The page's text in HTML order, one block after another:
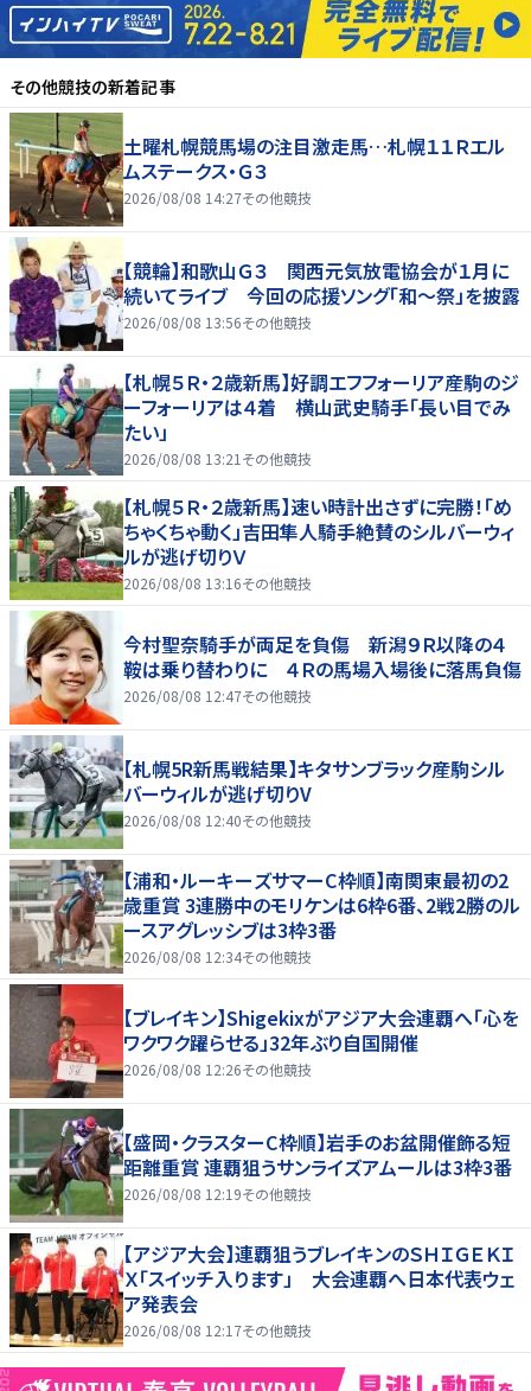
その他競技の新着記事
土曜札幌競馬場の注目激走馬…札幌１１Ｒエル
ムステークス・Ｇ３
2026/08/08 14:27その他競技
【競輪】和歌山Ｇ３ 関西元気放電協会が１月に
続いてライブ 今回の応援ソング「和～祭」を披露
2026/08/08 13:56その他競技
【札幌５Ｒ・２歳新馬】好調エフフォーリア産駒のジ
ーフォーリアは４着 横山武史騎手「長い目でみ
たい」
2026/08/08 13:21 その他競技
【札幌５Ｒ・２歳新馬】速い時計出さずに完勝！「め
ちゃくちゃ動く」吉田隼人騎手絶賛のシルバーウィ
ルが逃げ切りＶ
2026/08/08 13:16その他競技
今村聖奈騎手が両足を負傷 新潟９Ｒ以降の４
鞍は乗り替わりに ４Ｒの馬場入場後に落馬負傷
2026/08/08 12:47その他競技
【札幌5R新馬戦結果】キタサンブラック産駒シル
バーウィルが逃げ切りV
2026/08/08 12:40その他競技
【浦和・ルーキーズサマーC枠順】南関東最初の2
歳重賞 3連勝中のモリケンは6枠6番、2戦2勝のル
ースアグレッシブは3枠3番
2026/08/08 12:34その他競技
【ブレイキン】Shigekixがアジア大会連覇へ「心を
ワクワク躍らせる」32年ぶり自国開催
2026/08/08 12:26その他競技
【盛岡・クラスターC枠順】岩手のお盆開催飾る短
距離重賞 連覇狙うサンライズアムールは3枠3番
2026/08/08 12:19その他競技
【アジア大会】連覇狙うブレイキンのＳＨＩＧＥＫＩ
Ｘ「スイッチ入ります」 大会連覇へ日本代表ウェ
ア発表会
2026/08/08 12:17その他競技